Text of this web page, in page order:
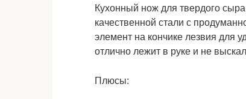
Кухонный нож для твердого
качественной стали с
элемент на кончике лезвия для
отлично лежит в руке и не
Плюсы: